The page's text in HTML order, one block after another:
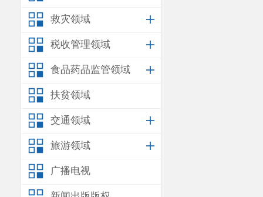
救灾领域
税收管理领域
食品药品监管领域
扶贫领域
交通领域
旅游领域
广播电视